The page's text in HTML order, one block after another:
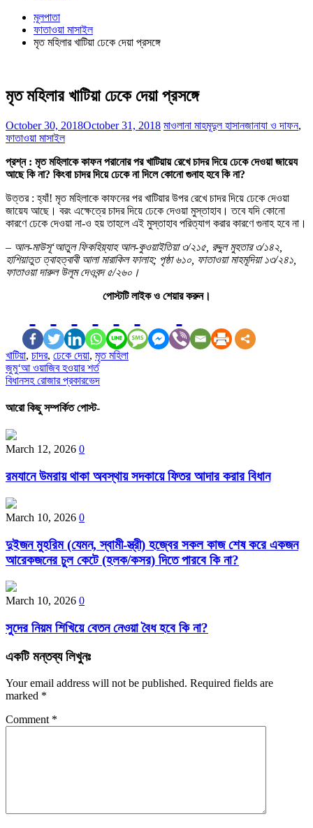
মূলপাতা
ফাতাওয়া মাসাইল
মৃত মহিলার খাটিয়া ঢেকে দেয়া প্রসঙ্গে
মৃত মহিলার খাটিয়া ঢেকে দেয়া প্রসঙ্গে
October 30, 2018October 31, 2018 মাওলানা মাহমূদুল হাসানজানাযা ও দাফন,
ফাতাওয়া মাসাইল
প্রশ্ন : মৃত মহিলাকে কাফন পরানোর পর খাটিয়ায় রেখে চাদর দিয়ে ঢেকে দেওয়া জায়েয
আছে কি না? কিংবা চাদর দিয়ে ঢেকে না দিলে কোনো গুনাহ হবে কি না?
উত্তর : হ্যাঁ! মৃত মহিলাকে কাফনের পর খাটিয়ার উপর রেখে চাদর দিয়ে ঢেকে দেওয়া
জায়েয আছে। বরং এক্ষেত্রে চাদর দিয়ে ঢেকে দেওয়া মুস্তাহাব। তবে যদি কোনো
কারণে ঢেকে দেওয়া না-ও হয় তাহলে এই মুস্তাহাব পরিত্যাগ করার কারণে গুনাহ হবে না।
– আল-মাউসূ‘আতুল ফিকহিয়্যাহ আল-কুওয়াইতিয়া ৩/২১৫, রদ্দুল মুহতার ৩/১৪২,
হাশিয়াতুত ত্বাহত্বাবী আলা মারাকিল ফালাহ; পৃষ্ঠা ৬১০, ফাতাওয়া মাহমূদিয়া ১৩/২৪১,
ফাতাওয়া দারুল উলূম দেওবন্দ ৫/২৬০।
পোস্টটি লাইক ও শেয়ার করুন।
খাটিয়া, চাদর, ঢেকে দেয়া, মৃত মহিলা
Post
navigation
জুমু‘আ ওয়াজিব হওয়ার শর্ত
বিধানসহ রোজার প্রকারভেদ
আরো কিছু সম্পর্কিত পোস্ট-
March 12, 2026 0
রমযানে উমরায় থাকা অবস্থায় সদকায়ে ফিতর আদার করার বিধান
March 10, 2026 0
দুইজন মুহরিম (যেমন, স্বামী-স্ত্রী) হজ্বের সকল কাজ শেষ করে একজন
আরেকজনের চুল কেটে (হলক/কসর) দিতে পারবে কি না?
March 10, 2026 0
সুদের নিয়ম শিখিয়ে বেতন নেওয়া বৈধ হবে কি না?
একটি মন্তব্য লিখুনঃ
Your email address will not be published. Required fields are
marked *
Comment *